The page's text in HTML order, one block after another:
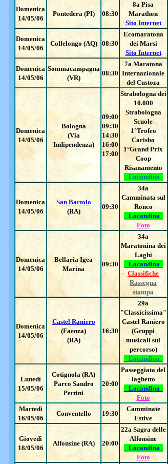
Domenica
14/05/06
Pontedera (PI) 08:30
8a Pisa
Marathon
Sito Internet
Domenica
14/05/06
Collelongo (AQ) 08:30
Ecomaratona
dei Marsi
Sito Internet
Domenica
14/05/06
Sommacampagna
(VR)
08:30
7a Maratona
Internazionale
del Custoza
Domenica
14/05/06
Bologna
(Via
Indipendenza)
09:00
09:30
14:30
16:00
17:00
Strabologna dei
10.000
Strabologna
Scuole
1°Trofeo
Carisbo
1°Grand Prix
Coop
Risanamento
Locandina
Domenica
14/05/06
San Bartolo
(RA)
09:30
34a
Camminata sul
Ronco
Locandina
Foto
Domenica
14/05/06
Bellaria Igea
Marina
09:30
34a
Maratonina dei
Laghi
Locandina
Classifiche
Rassegna
stampa
Domenica
14/05/06
Castel Raniero
(Faenza)
(RA)
16:30
29a
"Classicissima"
Castel Raniero
(Gruppi
musicali sul
percorso)
Locandina
Lunedì
15/05/06
Cotignola (RA)
Parco Sandro
Pertini
20:00
Passeggiata del
laghetto
Locandina
Foto
Martedì
16/05/06
Conventello 19:30
Camminate
Estive
Giovedì
18/05/06
Alfonsine (RA) 20:00
22a Sagra delle
Alfonsine
Locandina
Foto